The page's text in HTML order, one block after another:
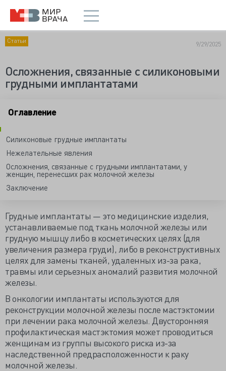
Статьи 9/29/2025
Осложнения, связанные с силиконовыми
грудными имплантатами
Оглавление
Силиконовые грудные имплантаты
Нежелательные явления
Осложнения, связанные с грудными имплантатами, у
женщин, перенесших рак молочной железы
Заключение
Грудные имплантаты — это медицинские изделия,
устанавливаемые под ткань молочной железы или
грудную мышцу либо в косметических целях (для
увеличения размера груди), либо в реконструктивных
целях для замены тканей, удаленных из-за рака,
травмы или серьезных аномалий развития молочной
железы.
В онкологии имплантаты используются для
реконструкции молочной железы после мастэктомии
при лечении рака молочной железы. Двусторонняя
профилактическая мастэктомия может проводиться
женщинам из группы высокого риска из-за
наследственной предрасположенности к раку
молочной железы.